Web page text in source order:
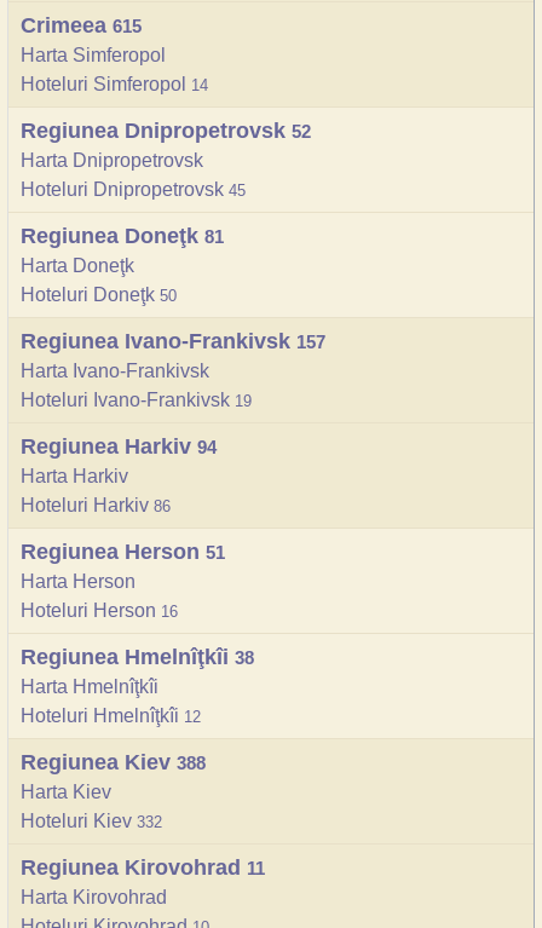
Crimeea 615
Harta Simferopol
Hoteluri Simferopol 14
Regiunea Dnipropetrovsk 52
Harta Dnipropetrovsk
Hoteluri Dnipropetrovsk 45
Regiunea Doneţk 81
Harta Doneţk
Hoteluri Doneţk 50
Regiunea Ivano-Frankivsk 157
Harta Ivano-Frankivsk
Hoteluri Ivano-Frankivsk 19
Regiunea Harkiv 94
Harta Harkiv
Hoteluri Harkiv 86
Regiunea Herson 51
Harta Herson
Hoteluri Herson 16
Regiunea Hmelnîţkîi 38
Harta Hmelnîţkîi
Hoteluri Hmelnîţkîi 12
Regiunea Kiev 388
Harta Kiev
Hoteluri Kiev 332
Regiunea Kirovohrad 11
Harta Kirovohrad